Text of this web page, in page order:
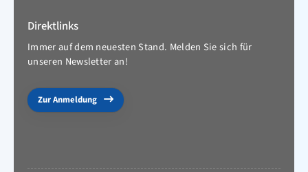
Direktlinks
Immer auf dem neuesten Stand. Melden Sie sich für
unseren Newsletter an!
Zur Anmeldung